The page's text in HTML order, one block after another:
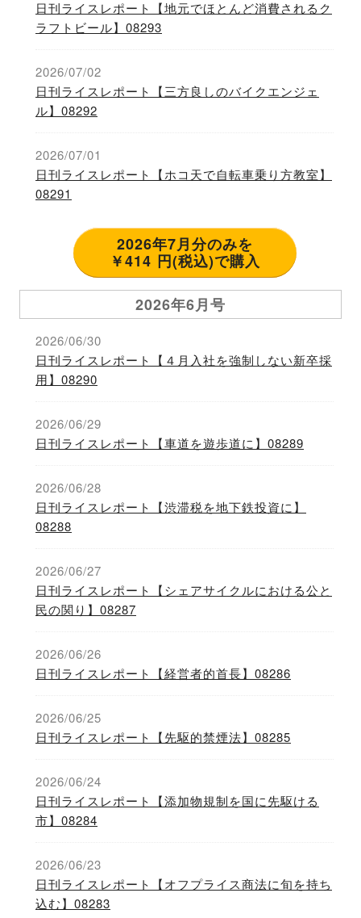
日刊ライスレポート【地元でほとんど消費されるク
ラフトビール】08293
2026/07/02
日刊ライスレポート【三方良しのバイクエンジェ
ル】08292
2026/07/01
日刊ライスレポート【ホコ天で自転車乗り方教室】
08291
2026年7月分のみを
￥414 円(税込)で購入
2026年6月号
2026/06/30
日刊ライスレポート【４月入社を強制しない新卒採
用】08290
2026/06/29
日刊ライスレポート【車道を遊歩道に】08289
2026/06/28
日刊ライスレポート【渋滞税を地下鉄投資に】
08288
2026/06/27
日刊ライスレポート【シェアサイクルにおける公と
民の関り】08287
2026/06/26
日刊ライスレポート【経営者的首長】08286
2026/06/25
日刊ライスレポート【先駆的禁煙法】08285
2026/06/24
日刊ライスレポート【添加物規制を国に先駆ける
市】08284
2026/06/23
日刊ライスレポート【オフプライス商法に旬を持ち
込む】08283